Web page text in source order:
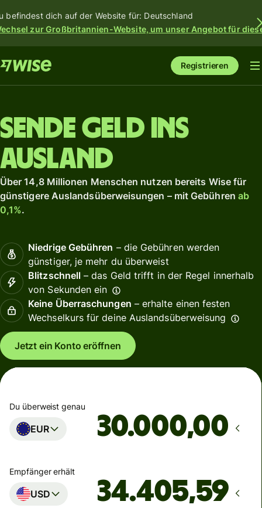
befindest dich auf der Website für: Deutschland
zur Großbritannien-Website, um unser Angebot für
Registrieren
Sende Geld ins
Ausland
Über 14,8 Millionen Menschen nutzen bereits Wise für
günstigere Auslandsüberweisungen – mit Gebühren ab
0,1%.
Niedrige Gebühren – die Gebühren werden
günstiger, je mehr du überweist
Blitzschnell – das Geld trifft in der Regel innerhalb
von Sekunden ein
Keine Überraschungen – erhalte einen festen
Wechselkurs für deine Auslandsüberweisung
Jetzt ein Konto eröffnen
Du überweist genau
EUR ,00
Empfänger erhält
USD